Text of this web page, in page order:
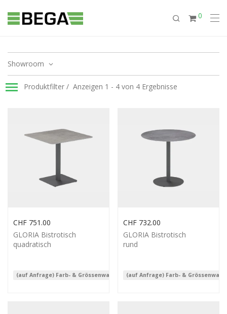
0
Showroom
Produktfilter Anzeigen 1 - 4 von 4 Ergebnisse
(auf Anfrage) Farb- & Grössenwahl
GLORIA Bistrotisch
quadratisch
CHF 751.00
(auf Anfrage) Farb- & Grössenwahl
GLORIA Bistrotisch
rund
CHF 732.00